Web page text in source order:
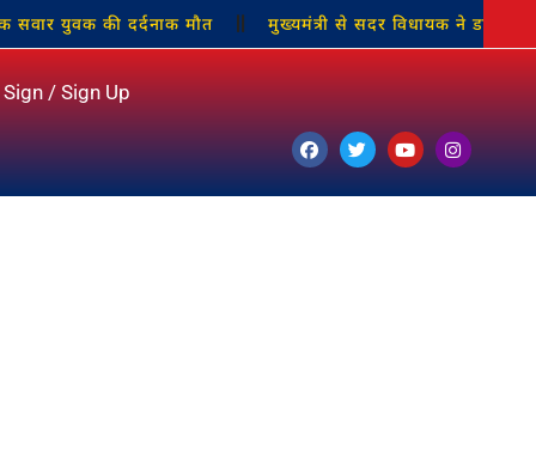
की दर्दनाक मौत मुख्यमंत्री से सदर विधायक ने डाला बस्ती
Sign / Sign Up